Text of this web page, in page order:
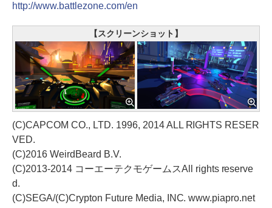
http://www.battlezone.com/en
【スクリーンショット】
(C)CAPCOM CO., LTD. 1996, 2014 ALL RIGHTS RESER
VED.
(C)2016 WeirdBeard B.V.
(C)2013-2014 コーエーテクモゲームスAll rights reserve
d.
(C)SEGA/(C)Crypton Future Media, INC. www.piapro.net